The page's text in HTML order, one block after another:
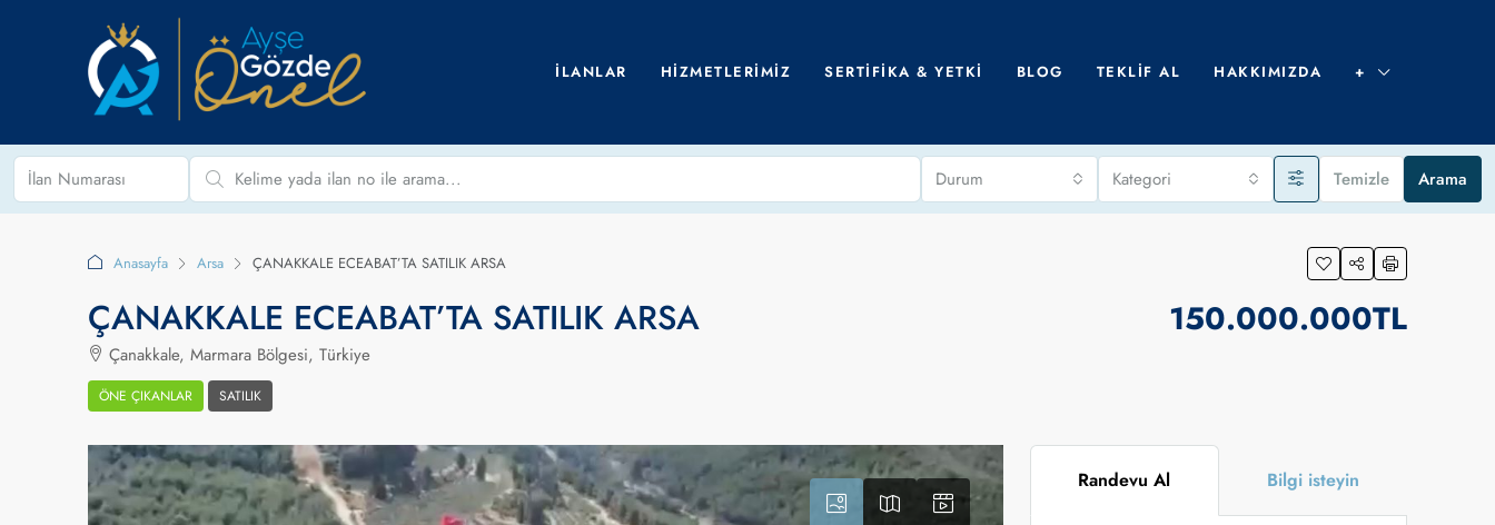
İLANLAR HIZMETLERIMIZ SERTIFIKA & YETKI BLOG TEKLIF AL HAKKIMIZDA +
Durum Kategori Temizle Arama
Anasayfa Arsa ÇANAKKALE ECEABAT’TA SATILIK ARSA
ÇANAKKALE ECEABAT’TA SATILIK ARSA
Çanakkale, Marmara Bölgesi, Türkiye
ÖNE ÇIKANLAR SATILIK
150.000.000TL
Randevu Al Bilgi isteyin